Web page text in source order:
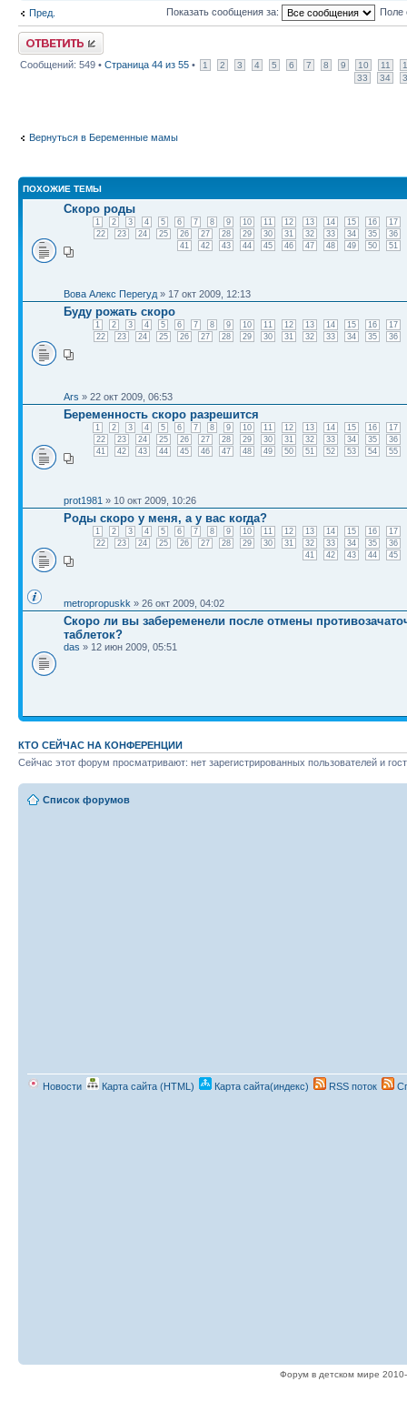
Пред. Показать сообщения за: Поле
Ответить
Сообщений: 549 • Страница 44 из 55 • 1 2 3 4 5 6 7 8 9 10 11
33
34
Вернуться в Беременные мамы
ПОХОЖИЕ ТЕМЫ
Скоро роды
1 2 3 4 5 6 7 8 9 10 11 12 13 14 15 16
17
22
23 24 25 26 27 28 29 30 31 32 33 34 35
36
41
42 43 44 45 46 47 48 49 50 51
Вова Алекс Перегуд » 17 окт 2009, 12:13
Буду рожать скоро
1 2 3 4 5 6 7 8 9 10 11 12 13 14 15 16
17
22
23 24 25 26 27 28 29 30 31 32 33 34 35 36
Ars » 22 окт 2009, 06:53
Беременность скоро разрешится
1 2 3 4 5 6 7 8 9 10 11 12 13 14 15 16
17
22
23 24 25 26 27 28 29 30 31 32 33 34 35
36
41
42 43 44 45 46 47 48 49 50 51 52 53 54 55
prot1981 » 10 окт 2009, 10:26
Роды скоро у меня, а у вас когда?
1 2 3 4 5 6 7 8 9 10 11 12 13 14 15 16
17
22
23 24 25 26 27 28 29 30 31 32 33 34 35
36
41
42 43 44 45
metropropuskk » 26 окт 2009, 04:02
Скоро ли вы забеременели после отмены
таблеток?
das » 12 июн 2009, 05:51
КТО СЕЙЧАС НА КОНФЕРЕНЦИИ
Сейчас этот форум просматривают: нет зарегистрированных пользователей и
Список форумов
Новости Карта сайта (HTML) Карта сайта(индекс) RSS поток
Форум в детском мире